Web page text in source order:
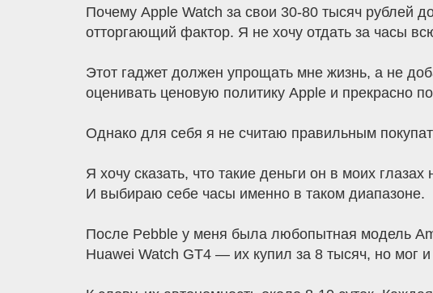
Почему Apple Watch за свои 30-80 тысяч рублей
отторгающий фактор. Я не хочу отдать за часы
Этот гаджет должен упрощать мне жизнь, а не
оценивать ценовую политику Apple и прекрасно
Однако для себя я не считаю правильным
Я хочу сказать, что такие деньги он в моих
И выбираю себе часы именно в таком диапазоне.
После Pebble у меня была любопытная модель
Huawei Watch GT4 — их купил за 8 тысяч, но мог